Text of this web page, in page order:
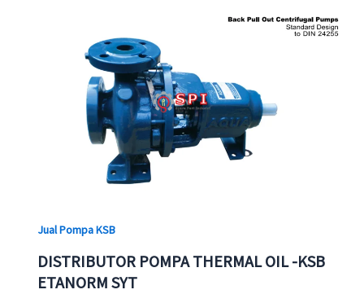
ETANORM
Jual Pompa KSB
DISTRIBUTOR POMPA THERMAL OIL -KSB
ETANORM SYT